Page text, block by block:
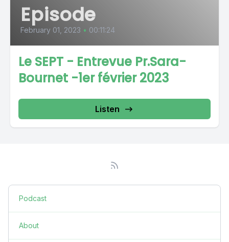
Episode
February 01, 2023 • 00:11:24
Le SEPT - Entrevue Pr.Sara-
Bournet -1er février 2023
Listen
Podcast
About